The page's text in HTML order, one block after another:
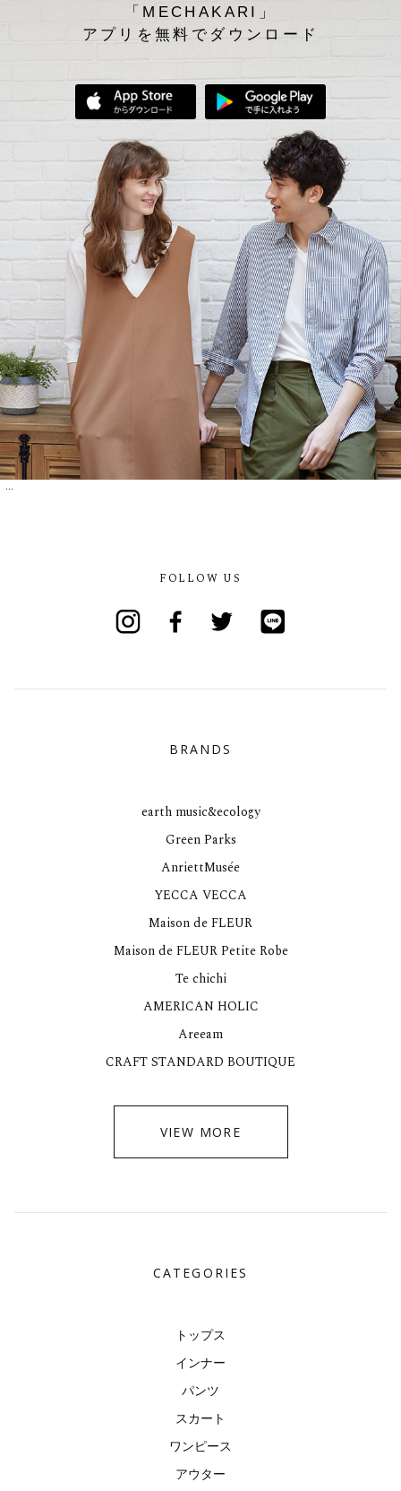
「MECHAKARI」
アプリを無料でダウンロード
App Storeからダウンロード
...
FOLLOW US
BRANDS
earth music&ecology
Green Parks
AnriettMusée
YECCA VECCA
Maison de FLEUR
Maison de FLEUR Petite Robe
Te chichi
AMERICAN HOLIC
Areeam
CRAFT STANDARD BOUTIQUE
VIEW MORE
CATEGORIES
トップス
インナー
パンツ
スカート
ワンピース
アウター